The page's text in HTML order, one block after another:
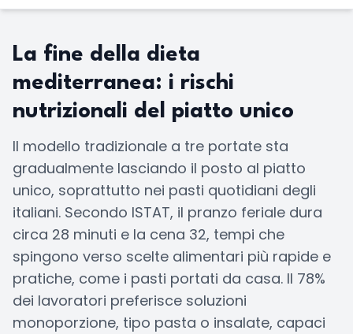
La fine della dieta
mediterranea: i rischi
nutrizionali del piatto unico
Il modello tradizionale a tre portate sta
gradualmente lasciando il posto al piatto
unico, soprattutto nei pasti quotidiani degli
italiani. Secondo ISTAT, il pranzo feriale dura
circa 28 minuti e la cena 32, tempi che
spingono verso scelte alimentari più rapide e
pratiche, come i pasti portati da casa. Il 78%
dei lavoratori preferisce soluzioni
monoporzione, tipo pasta o insalate, capaci